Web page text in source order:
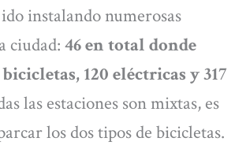
instalando numerosas
ciudad: 46 en total donde
120 eléctricas y 317
las estaciones son mixtas, es
los dos tipos de bicicletas.